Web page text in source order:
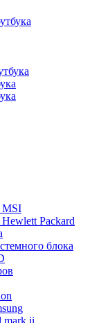
MSI
Packard
блока
mark ii